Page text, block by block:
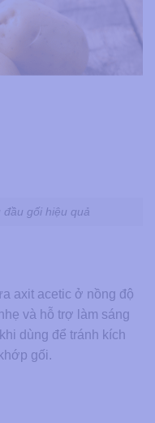
đầu gối hiệu quả
axit acetic ở nồng độ
và hỗ trợ làm sáng
dùng để tránh kích
gối.